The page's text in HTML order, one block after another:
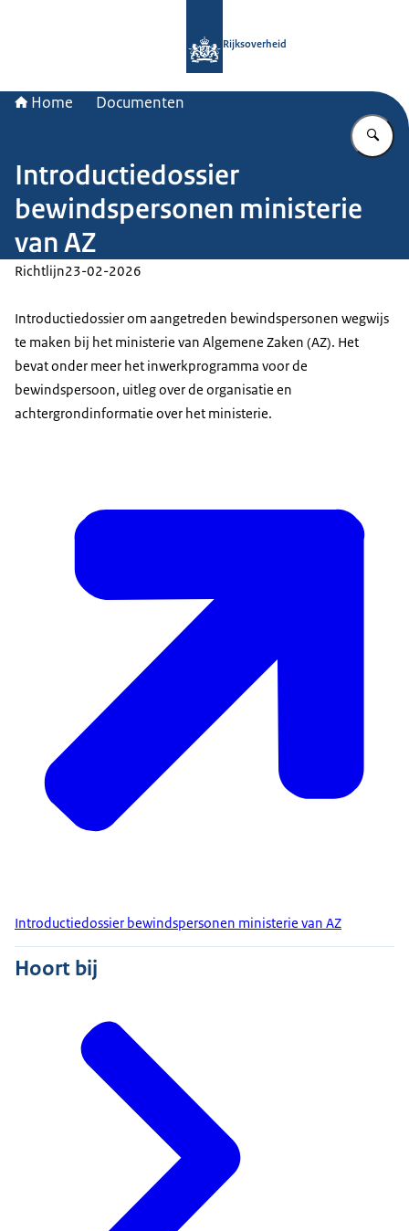
Rijksoverheid
Home Documenten
Introductiedossier
bewindspersonen ministerie
van AZ
Richtlijn23-02-2026
Introductiedossier om aangetreden bewindspersonen wegwijs
te maken bij het ministerie van Algemene Zaken (AZ). Het
bevat onder meer het inwerkprogramma voor de
bewindspersoon, uitleg over de organisatie en
achtergrondinformatie over het ministerie.
Introductiedossier bewindspersonen ministerie van AZ
Hoort bij